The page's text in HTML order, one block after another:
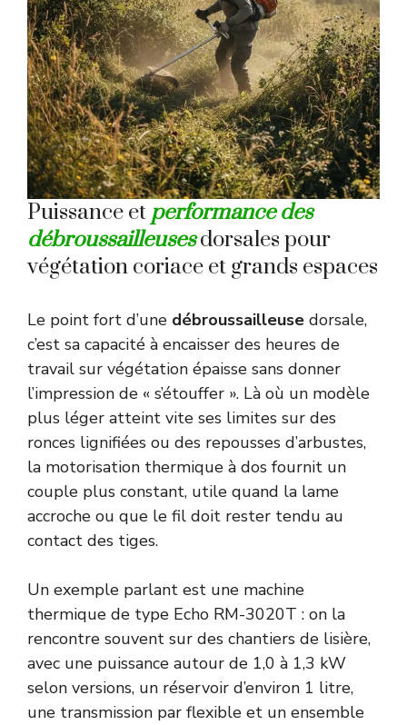
Puissance et performance des
débroussailleusesdorsales pour
végétation coriace et grands espaces
Le point fort d’une débroussailleuse dorsale,
c’est sa capacité à encaisser des heures de
travail sur végétation épaisse sans donner
l’impression de « s’étouffer ». Là où un modèle
plus léger atteint vite ses limites sur des
ronces lignifiées ou des repousses d’arbustes,
la motorisation thermique à dos fournit un
couple plus constant, utile quand la lame
accroche ou que le fil doit rester tendu au
contact des tiges.
Un exemple parlant est une machine
thermique de type Echo RM-3020T : on la
rencontre souvent sur des chantiers de lisière,
avec une puissance autour de 1,0 à 1,3 kW
selon versions, un réservoir d’environ 1 litre,
une transmission par flexible et un ensemble